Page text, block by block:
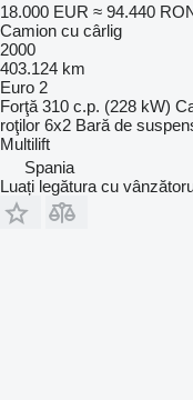
18.000 EUR ≈ 94.440
Camion cu cârlig
2000
403.124 km
Euro 2
Forţă 310 c.p. (228 kW)
roţilor 6x2 Bară de
Multilift
Spania
Luați legătura cu